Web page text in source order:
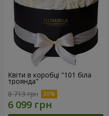
Квіти в коробці "101 біла
троянда"
8 713 грн